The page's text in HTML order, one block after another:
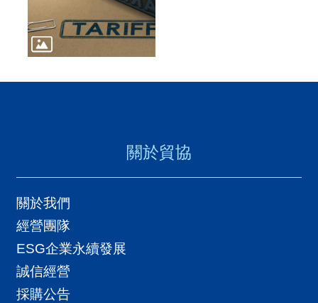
關於貿協
關於我們
經營團隊
ESG企業永續發展
誠信經營
採購公告